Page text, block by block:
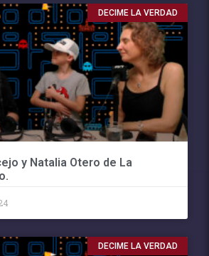
DECIME LA VERDAD
y Natalia Otero de La
DECIME LA VERDAD